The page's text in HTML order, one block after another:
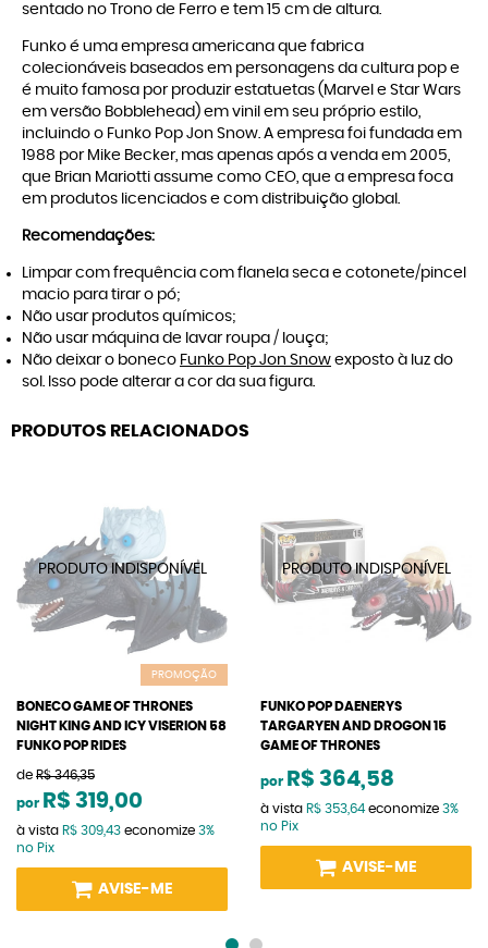
sentado no Trono de Ferro e tem 15 cm de altura.
Funko é uma empresa americana que fabrica
colecionáveis baseados em personagens da cultura pop e
é muito famosa por produzir estatuetas (Marvel e Star Wars
em versão Bobblehead) em vinil em seu próprio estilo,
incluindo o Funko Pop Jon Snow. A empresa foi fundada em
1988 por Mike Becker, mas apenas após a venda em 2005,
que Brian Mariotti assume como CEO, que a empresa foca
em produtos licenciados e com distribuição global.
Recomendações:
Limpar com frequência com flanela seca e cotonete/pincel
macio para tirar o pó;
Não usar produtos químicos;
Não usar máquina de lavar roupa / louça;
Não deixar o boneco Funko Pop Jon Snow exposto à luz do
sol. Isso pode alterar a cor da sua figura.
PRODUTOS RELACIONADOS
PROMOÇÃO
BONECO GAME OF THRONES
NIGHT KING AND ICY VISERION 58
FUNKO POP RIDES
de R$ 346,35
por R$ 319,00
à vista R$ 309,43 economize 3%
no Pix
AVISE-ME
FUNKO POP DAENERYS
TARGARYEN AND DROGON 15
GAME OF THRONES
por R$ 364,58
à vista R$ 353,64economize 3%
no Pix
AVISE-ME